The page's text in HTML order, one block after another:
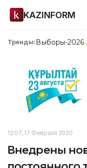
KAZINFORM
Тренды:Выборы-2026
12:07, 17 Февраля 2020
Внедрены